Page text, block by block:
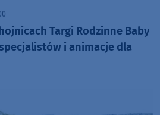
Targi Rodzinne Baby
i animacje dla